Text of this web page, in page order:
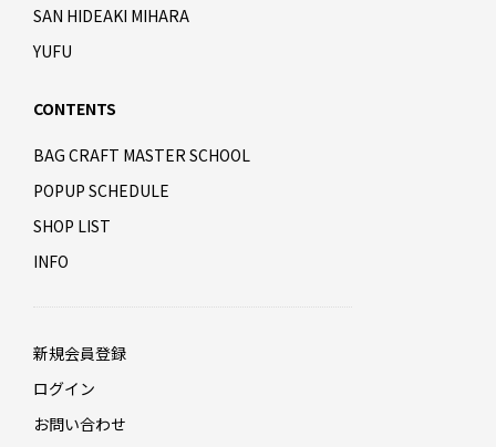
SAN HIDEAKI MIHARA
YUFU
CONTENTS
BAG CRAFT MASTER SCHOOL
POPUP SCHEDULE
SHOP LIST
INFO
新規会員登録
ログイン
お問い合わせ